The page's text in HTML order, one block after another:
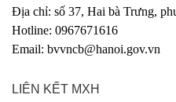
Địa chỉ: số 37, Hai bà Trưng,
Hotline: 0967671616
Email: bvvncb@hanoi.gov.vn
LIÊN KẾT MXH